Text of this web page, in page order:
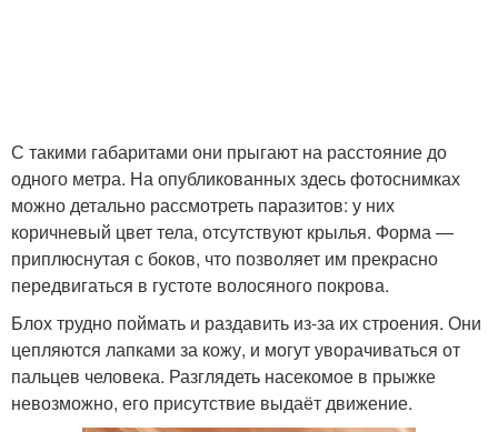
С такими габаритами они прыгают на расстояние до
одного метра. На опубликованных здесь фотоснимках
можно детально рассмотреть паразитов: у них
коричневый цвет тела, отсутствуют крылья. Форма —
приплюснутая с боков, что позволяет им прекрасно
передвигаться в густоте волосяного покрова.
Блох трудно поймать и раздавить из-за их строения. Они
цепляются лапками за кожу, и могут уворачиваться от
пальцев человека. Разглядеть насекомое в прыжке
невозможно, его присутствие выдаёт движение.